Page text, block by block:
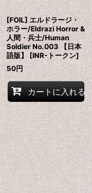
[FOIL] エルドラージ・
ホラー/Eldrazi Horror &
人間・兵士/Human
Soldier No.003 【日本
語版】 [INR-トークン]
50円
カートに入れる